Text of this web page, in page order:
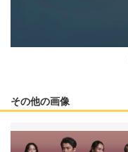
その他の画像